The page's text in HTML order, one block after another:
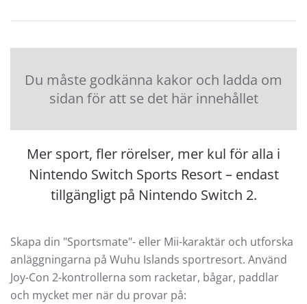
Du måste godkänna kakor och ladda om
sidan för att se det här innehållet
Mer sport, fler rörelser, mer kul för alla i
Nintendo Switch Sports Resort – endast
tillgängligt på Nintendo Switch 2.
Skapa din "Sportsmate"- eller Mii-karaktär och utforska
anläggningarna på Wuhu Islands sportresort. Använd
Joy-Con 2-kontrollerna som racketar, bågar, paddlar
och mycket mer när du provar på: